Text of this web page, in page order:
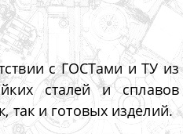
с ГОСТами и ТУ из
сталей и сплавов
так и готовых изделий.